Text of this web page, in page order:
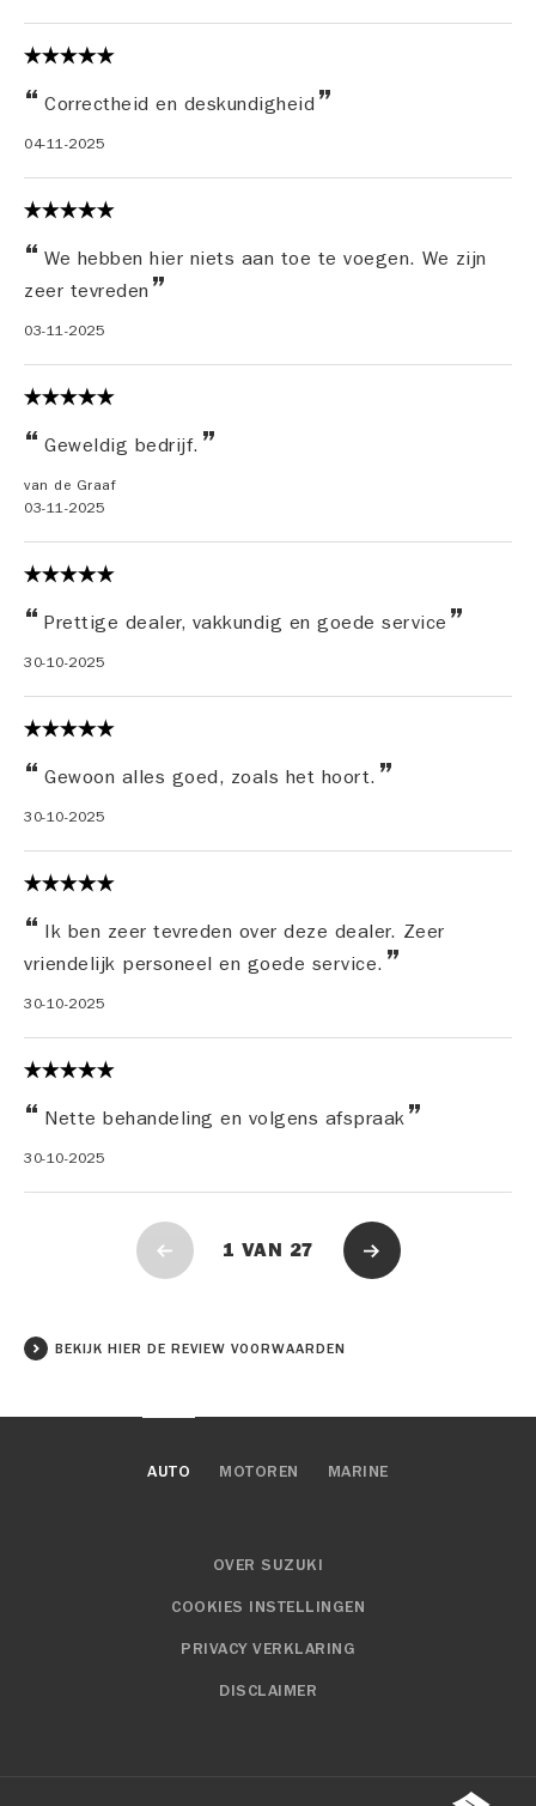
Correctheid en deskundigheid
04-11-2025
We hebben hier niets aan toe te voegen. We zijn
zeer tevreden
03-11-2025
Geweldig bedrijf.
van de Graaf
03-11-2025
Prettige dealer, vakkundig en goede service
30-10-2025
Gewoon alles goed, zoals het hoort.
30-10-2025
Ik ben zeer tevreden over deze dealer. Zeer
vriendelijk personeel en goede service.
30-10-2025
Nette behandeling en volgens afspraak
30-10-2025
1 VAN 27
BEKIJK HIER DE REVIEW VOORWAARDEN
AUTO MOTOREN MARINE
OVER SUZUKI
COOKIES INSTELLINGEN
PRIVACY VERKLARING
DISCLAIMER